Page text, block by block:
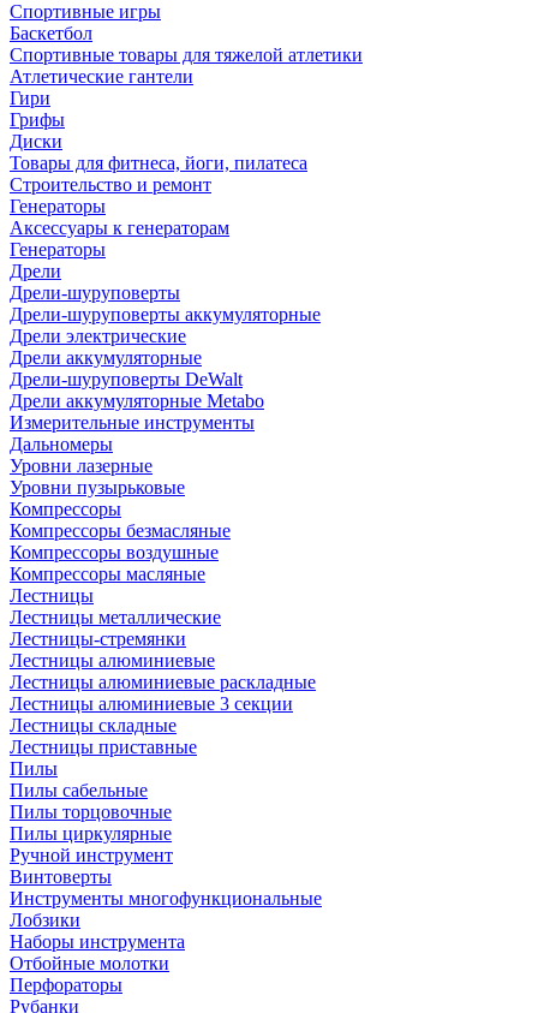
Спортивные игры
Баскетбол
Спортивные товары для тяжелой атлетики
Атлетические гантели
Гири
Грифы
Диски
Товары для фитнеса, йоги, пилатеса
Строительство и ремонт
Генераторы
Аксессуары к генераторам
Генераторы
Дрели
Дрели-шуруповерты
Дрели-шуруповерты аккумуляторные
Дрели электрические
Дрели аккумуляторные
Дрели-шуруповерты DeWalt
Дрели аккумуляторные Metabo
Измерительные инструменты
Дальномеры
Уровни лазерные
Уровни пузырьковые
Компрессоры
Компрессоры безмасляные
Компрессоры воздушные
Компрессоры масляные
Лестницы
Лестницы металлические
Лестницы-стремянки
Лестницы алюминиевые
Лестницы алюминиевые раскладные
Лестницы алюминиевые 3 секции
Лестницы складные
Лестницы приставные
Пилы
Пилы сабельные
Пилы торцовочные
Пилы циркулярные
Ручной инструмент
Винтоверты
Инструменты многофункциональные
Лобзики
Наборы инструмента
Отбойные молотки
Перфораторы
Рубанки